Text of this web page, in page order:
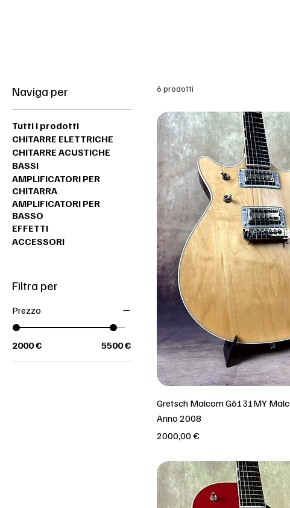
Naviga per
Tutti i prodotti
CHITARRE ELETTRICHE
CHITARRE ACUSTICHE
BASSI
AMPLIFICATORI PER
CHITARRA
AMPLIFICATORI PER
BASSO
EFFETTI
ACCESSORI
Filtra per
Prezzo
2000 € 5500 €
6 prodotti
Gretsch Malcom G6131MY
Anno 2008
Prezzo
2000,00 €